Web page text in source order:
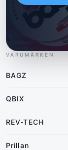
VARUMÄRKEN
BAGZ
QBIX
REV-TECH
Prillan